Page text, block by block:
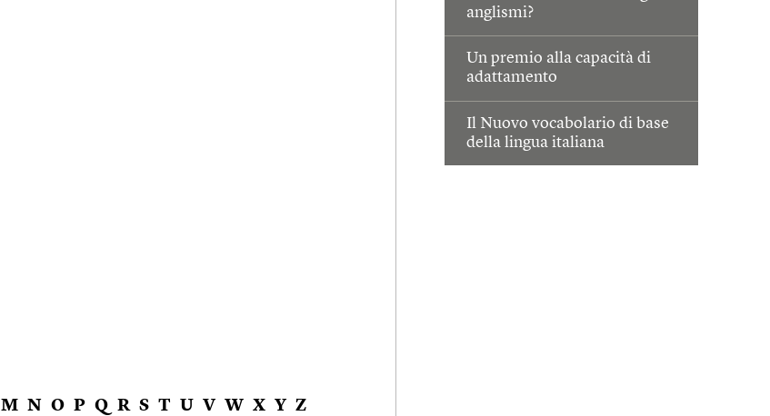
anglismi?
Un premio alla capacità di
adattamento
Il Nuovo vocabolario di base
della lingua italiana
M N O P Q R S T U V W X Y Z